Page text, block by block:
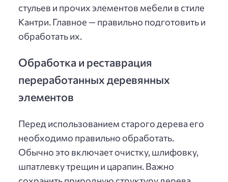
стульев и прочих элементов мебели в стиле
Кантри. Главное — правильно подготовить и
обработать их.
Обработка и реставрация
переработанных деревянных
элементов
Перед использованием старого дерева его
необходимо правильно обработать.
Обычно это включает очистку, шлифовку,
шпатлевку трещин и царапин. Важно